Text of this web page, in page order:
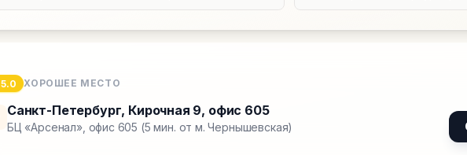
5.0 ХОРОШЕЕ МЕСТО
Санкт-Петербург, Кирочная 9, офис 605
БЦ «Арсенал», офис 605 (5 мин. от м. Чернышевская)